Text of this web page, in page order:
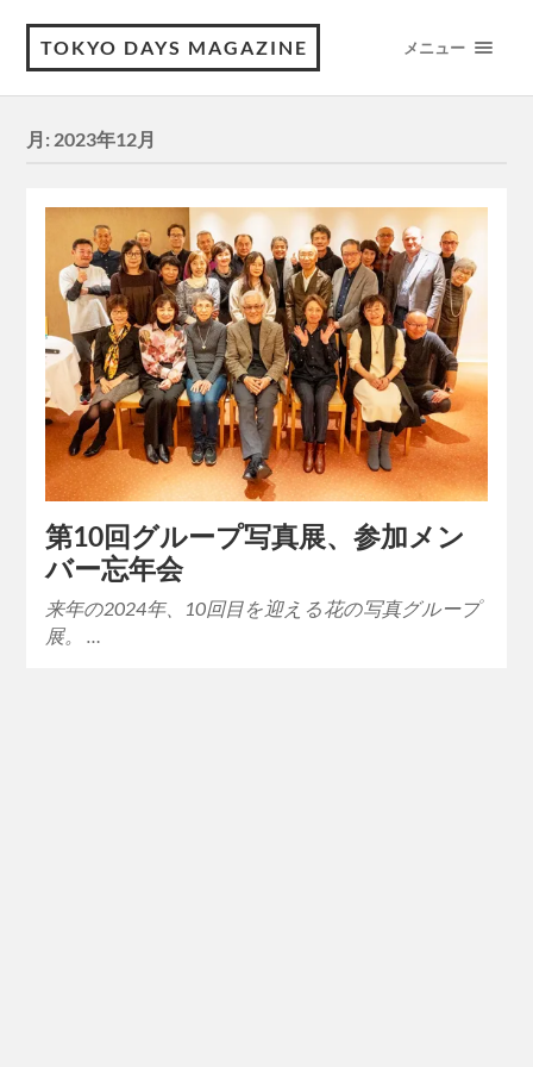
TOKYO DAYS MAGAZINE メニュー
月: 2023年12月
第10回グループ写真展、参加メン
バー忘年会
来年の2024年、10回目を迎える花の写真グループ
展。 …